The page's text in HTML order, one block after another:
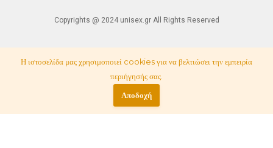
Copyrights @ 2024 unisex.gr All Rights Reserved
Η ιστοσελίδα μας χρησιμοποιεί cookies για να βελτιώσει την εμπειρία
περιήγησής σας.
Αποδοχή